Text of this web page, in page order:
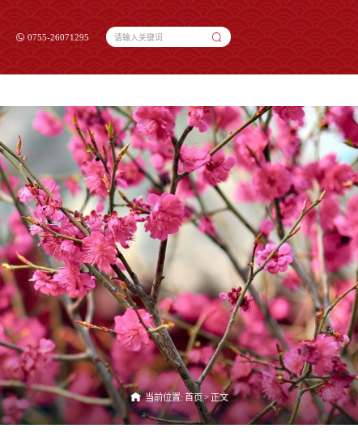
0755-26071295
当前位置: 首页>正文